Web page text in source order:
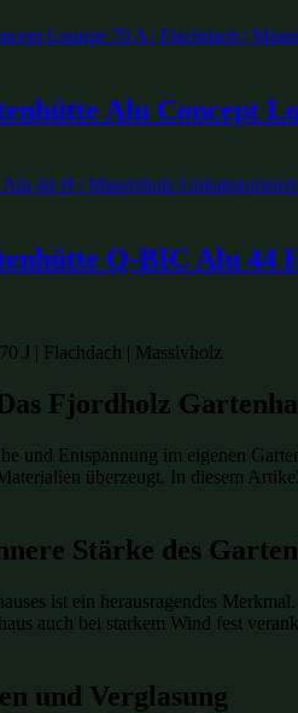
Alu Concept
Q-BIC Alu 44
Fjordholz
und Entspannung im eigenen
überzeugt. In diesem
Stärke des
ist ein herausragendes
auch bei starkem Wind fest
und Verglasung